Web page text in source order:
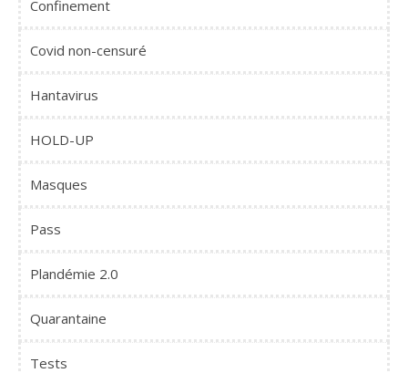
Confinement
Covid non-censuré
Hantavirus
HOLD-UP
Masques
Pass
Plandémie 2.0
Quarantaine
Tests